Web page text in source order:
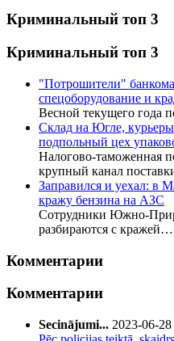
Криминальный топ 3
Криминальный топ 3
"Потрошители"
спецоборудование и
Весной текущего года
Склад на Югле,
подпольный цех
Налогово-таможенная
крупный канал
Заправился и уехал: в
кражу бензина на АЗС
Сотрудники Южно-
разбираются с кражей…
Комментарии
Комментарии
Secinājumi... 2023-06-